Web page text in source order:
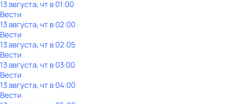
13 августа, чт в 01:00
Вести
13 августа, чт в 02:00
Вести
13 августа, чт в 02:05
Вести
13 августа, чт в 03:00
Вести
13 августа, чт в 04:00
Вести